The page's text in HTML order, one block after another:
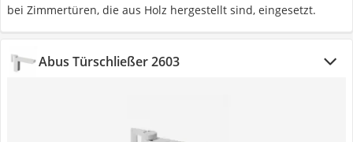
bei Zimmertüren, die aus Holz hergestellt sind, eingesetzt.
Abus Türschließer 2603